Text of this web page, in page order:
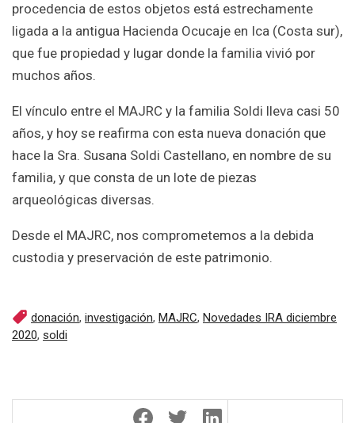
procedencia de estos objetos está estrechamente
ligada a la antigua Hacienda Ocucaje en Ica (Costa sur),
que fue propiedad y lugar donde la familia vivió por
muchos años.
El vínculo entre el MAJRC y la familia Soldi lleva casi 50
años, y hoy se reafirma con esta nueva donación que
hace la Sra. Susana Soldi Castellano, en nombre de su
familia, y que consta de un lote de piezas
arqueológicas diversas.
Desde el MAJRC, nos comprometemos a la debida
custodia y preservación de este patrimonio.
donación, investigación, MAJRC, Novedades IRA diciembre
2020, soldi